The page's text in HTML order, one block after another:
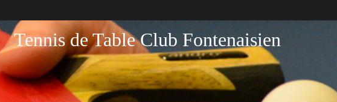
Tennis de Table Club Fontenaisien